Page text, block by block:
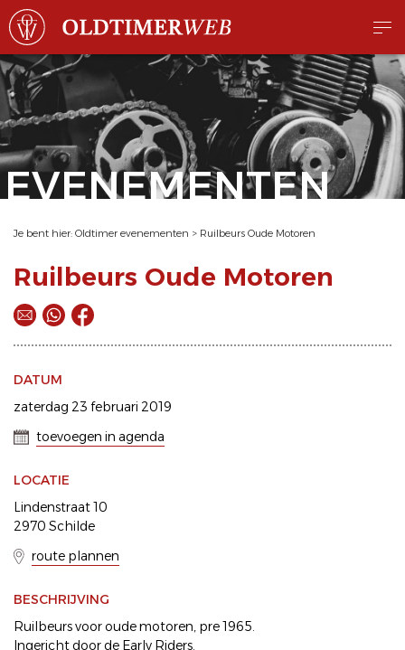
EVENEMENTEN
Je bent hier: Oldtimer evenementen > Ruilbeurs Oude Motoren
Ruilbeurs Oude Motoren
DATUM
zaterdag 23 februari 2019
toevoegen in agenda
LOCATIE
Lindenstraat 10
2970 Schilde
route plannen
BESCHRIJVING
Ruilbeurs voor oude motoren, pre 1965.
Ingericht door de Early Riders.